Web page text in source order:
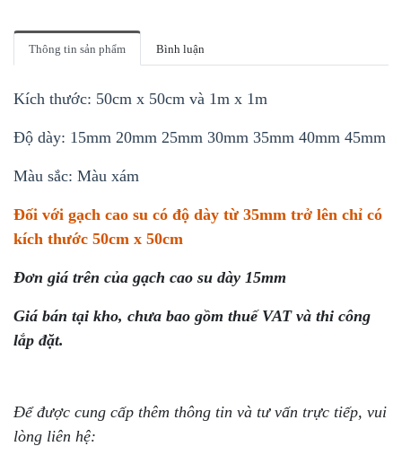
Thông tin sản phẩm Bình luận
Kích thước: 50cm x 50cm và 1m x 1m
Độ dày: 15mm 20mm 25mm 30mm 35mm 40mm 45mm
Màu sắc: Màu xám
Đối với gạch cao su có độ dày từ 35mm trở lên chỉ có
kích thước 50cm x 50cm
Đơn giá trên của gạch cao su dày 15mm
Giá bán tại kho, chưa bao gồm thuế VAT và thi công
lắp đặt.
Để được cung cấp thêm thông tin và tư vấn trực tiếp, vui
lòng liên hệ: